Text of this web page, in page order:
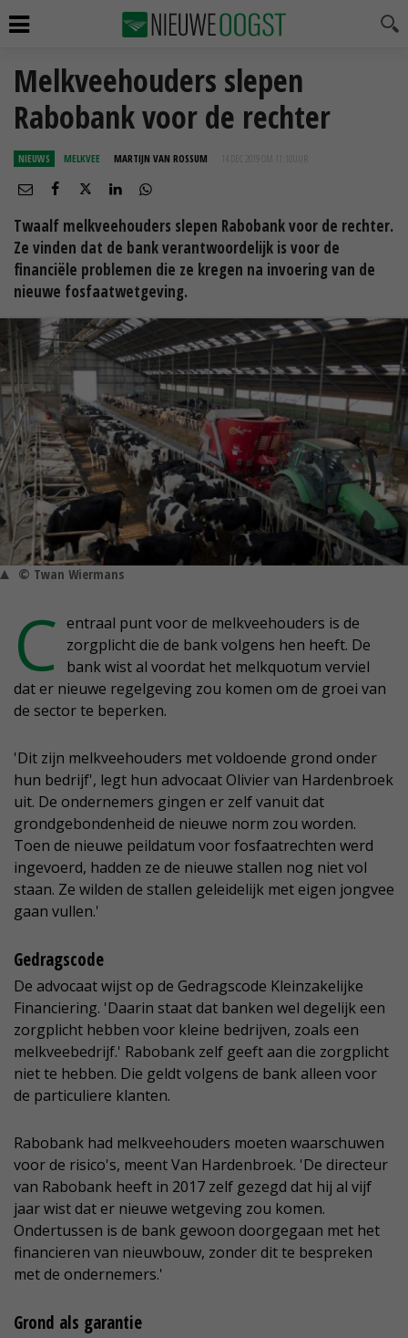
Melkveehouders slepen
Rabobank voor de rechter
NIEUWS MELKVEE MARTIJN VAN ROSSUM 14 DEC 2019 OM 11:10
Twaalf melkveehouders slepen Rabobank voor de rechter.
Ze vinden dat de bank verantwoordelijk is voor de
financiële problemen die ze kregen na invoering van de
nieuwe fosfaatwetgeving.
© Twan Wiermans
C entraal punt voor de melkveehouders is de
zorgplicht die de bank volgens hen heeft. De
bank wist al voordat het melkquotum verviel
dat er nieuwe regelgeving zou komen om de groei van
de sector te beperken.
'Dit zijn melkveehouders met voldoende grond onder
hun bedrijf', legt hun advocaat Olivier van Hardenbroek
uit. De ondernemers gingen er zelf vanuit dat
grondgebondenheid de nieuwe norm zou worden.
Toen de nieuwe peildatum voor fosfaatrechten werd
ingevoerd, hadden ze de nieuwe stallen nog niet vol
staan. Ze wilden de stallen geleidelijk met eigen jongvee
gaan vullen.'
Gedragscode
De advocaat wijst op de Gedragscode Kleinzakelijke
Financiering. 'Daarin staat dat banken wel degelijk een
zorgplicht hebben voor kleine bedrijven, zoals een
melkveebedrijf.' Rabobank zelf geeft aan die zorgplicht
niet te hebben. Die geldt volgens de bank alleen voor
de particuliere klanten.
Rabobank had melkveehouders moeten waarschuwen
voor de risico's, meent Van Hardenbroek. 'De directeur
van Rabobank heeft in 2017 zelf gezegd dat hij al vijf
jaar wist dat er nieuwe wetgeving zou komen.
Ondertussen is de bank gewoon doorgegaan met het
financieren van nieuwbouw, zonder dit te bespreken
met de ondernemers.'
Grond als garantie